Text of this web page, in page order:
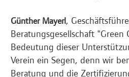
Günther Mayerl,
Beratungsgesellschaft "Green
Bedeutung dieser
Verein ein Segen, denn wir
Beratung und die